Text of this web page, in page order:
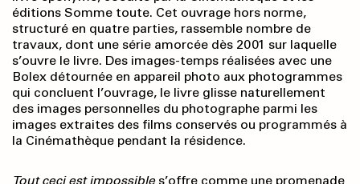
éditions Somme toute. Cet ouvrage hors norme,
structuré en quatre parties, rassemble nombre de
travaux, dont une série amorcée dès 2001 sur laquelle
s’ouvre le livre. Des images-temps réalisées avec une
Bolex détournée en appareil photo aux photogrammes
qui concluent l’ouvrage, le livre glisse naturellement
des images personnelles du photographe parmi les
images extraites des films conservés ou programmés à
la Cinémathèque pendant la résidence.
Tout ceci est impossibles’offre comme une promenade